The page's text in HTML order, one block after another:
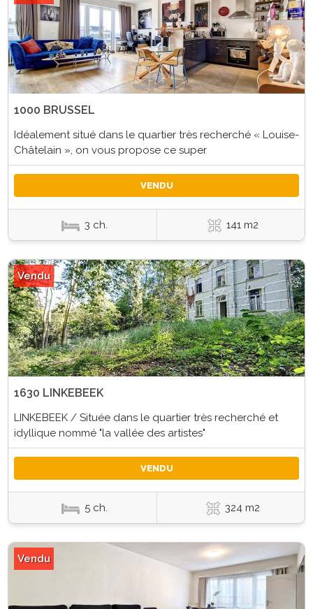
1000 BRUSSEL
Idéalement situé dans le quartier très recherché « Louise-
Châtelain », on vous propose ce super
VENDU
3 ch. 141 m2
Vendu
1630 LINKEBEEK
LINKEBEEK / Située dans le quartier très recherché et
idyllique nommé "la vallée des artistes"
VENDU
5 ch. 324 m2
Vendu